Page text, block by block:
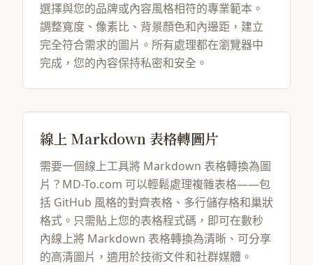
選擇與您的品牌或內容風格相符的專業範本。
調整寬度、像素比、背景顏色和內邊距，建立
完全符合需求的圖片。所有處理都在瀏覽器中
完成，您的內容保持私密和安全。
線上 Markdown 表格轉圖片
需要一個線上工具將 Markdown 表格轉換為圖
片？MD-To.com 可以輕鬆處理複雜表格——包
括 GitHub 風格的對齊表格、多行儲存格和巢狀
格式。只需貼上您的表格程式碼，即可在數秒
內線上將 Markdown 表格轉換為清晰、可分享
的高清圖片，適用於技術文件和社群媒體。